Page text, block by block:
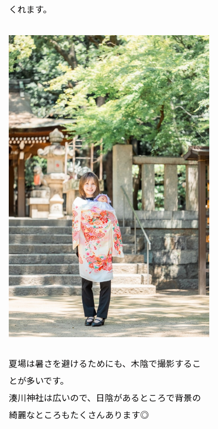
くれます。
夏場は暑さを避けるためにも、木陰で撮影するこ
とが多いです。
湊川神社は広いので、日陰があるところで背景の
綺麗なところもたくさんあります◎